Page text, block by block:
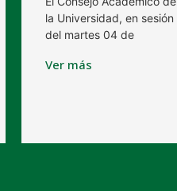
la Universidad, en sesión
del martes 04 de
Ver más